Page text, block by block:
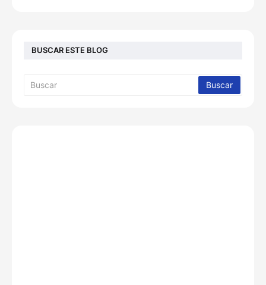
BUSCAR ESTE BLOG